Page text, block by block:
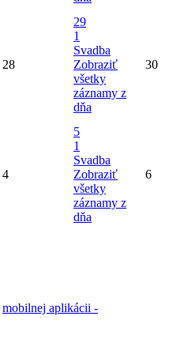
28
29
1
Svadba
Zobraziť
všetky
záznamy z
dňa
30
4
5
1
Svadba
Zobraziť
všetky
záznamy z
dňa
6
mobilnej aplikácii -